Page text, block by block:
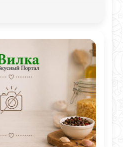
углях придаёт
аромат дымка.